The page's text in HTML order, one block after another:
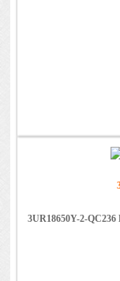
3UR18650Y-2-QC236